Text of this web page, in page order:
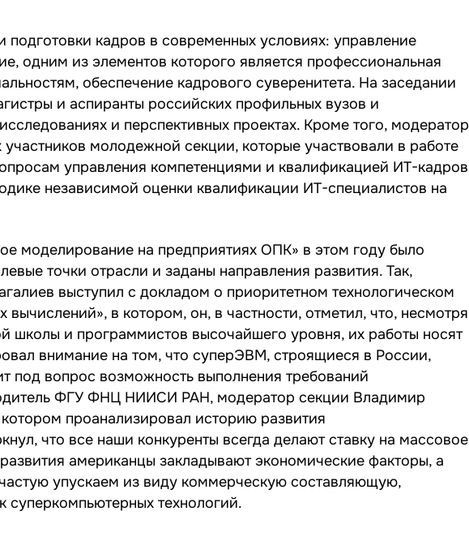
кадров в современных условиях: управление
одним из элементов которого является профессиональная
обеспечение кадрового суверенитета. На заседании
и аспиранты российских профильных вузов и
и перспективных проектах. Кроме того, модератор
молодежной секции, которые участвовали в работе
управления компетенциями и квалификацией ИТ-кадров
независимой оценки квалификации ИТ-специалистов на
моделирование на предприятиях ОПК» в этом году было
точки отрасли и заданы направления развития. Так,
выступил с докладом о приоритетном технологическом
в котором, он, в частности, отметил, что, несмотря
школы и программистов высочайшего уровня, их работы носят
внимание на том, что суперЭВМ, строящиеся в России,
под вопрос возможность выполнения требований
ФГУ ФНЦ НИИСИ РАН, модератор секции Владимир
проанализировал историю развития
что все наши конкуренты всегда делают ставку на массовое
американцы закладывают экономические факторы, а
упускаем из виду коммерческую составляющую,
технологий.